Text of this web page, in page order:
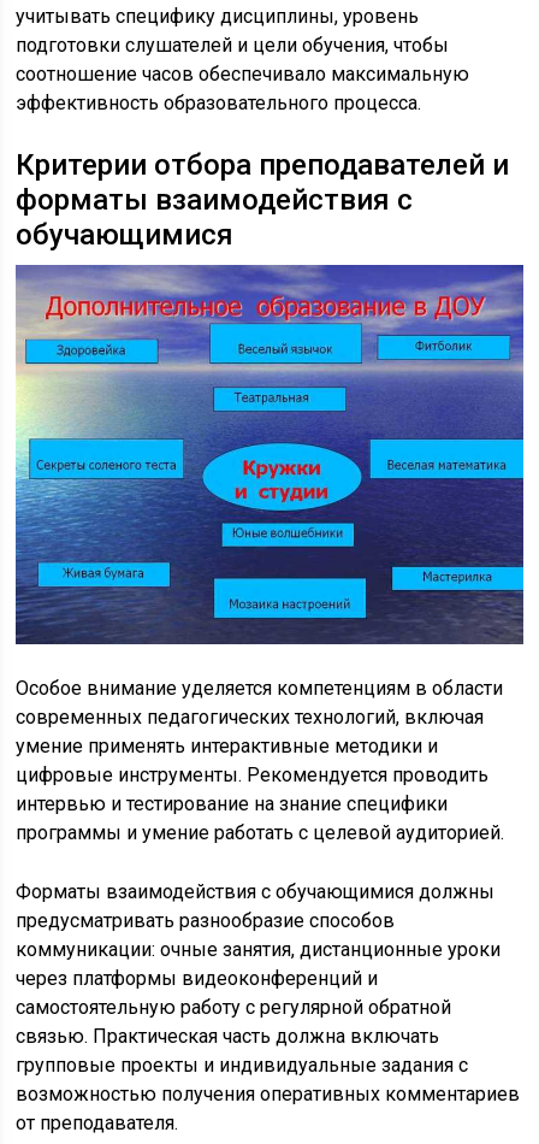
учитывать специфику дисциплины, уровень
подготовки слушателей и цели обучения, чтобы
соотношение часов обеспечивало максимальную
эффективность образовательного процесса.
Критерии отбора преподавателей и
форматы взаимодействия с
обучающимися
Особое внимание уделяется компетенциям в области
современных педагогических технологий, включая
умение применять интерактивные методики и
цифровые инструменты. Рекомендуется проводить
интервью и тестирование на знание специфики
программы и умение работать с целевой аудиторией.
Форматы взаимодействия с обучающимися должны
предусматривать разнообразие способов
коммуникации: очные занятия, дистанционные уроки
через платформы видеоконференций и
самостоятельную работу с регулярной обратной
связью. Практическая часть должна включать
групповые проекты и индивидуальные задания с
возможностью получения оперативных комментариев
от преподавателя.